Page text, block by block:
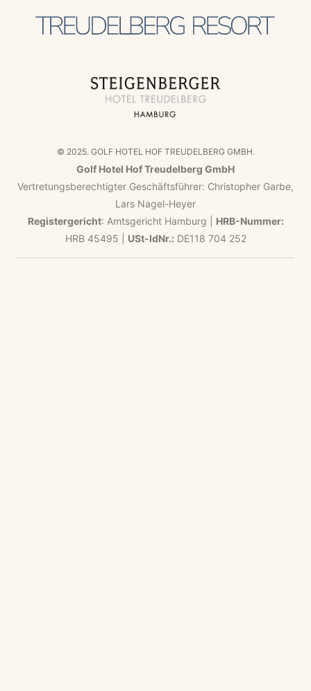
© 2025. GOLF HOTEL HOF TREUDELBERG GMBH.
Golf Hotel Hof Treudelberg GmbH
Vertretungsberechtigter Geschäftsführer: Christopher Garbe,
Lars Nagel-Heyer
Registergericht: Amtsgericht Hamburg | HRB-Nummer:
HRB 45495 | USt-IdNr.: DE118 704 252